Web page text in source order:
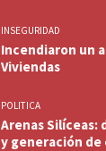
INSEGURIDAD
Incendiaron un
Viviendas
POLITICA
Arenas Silíceas:
y generación de